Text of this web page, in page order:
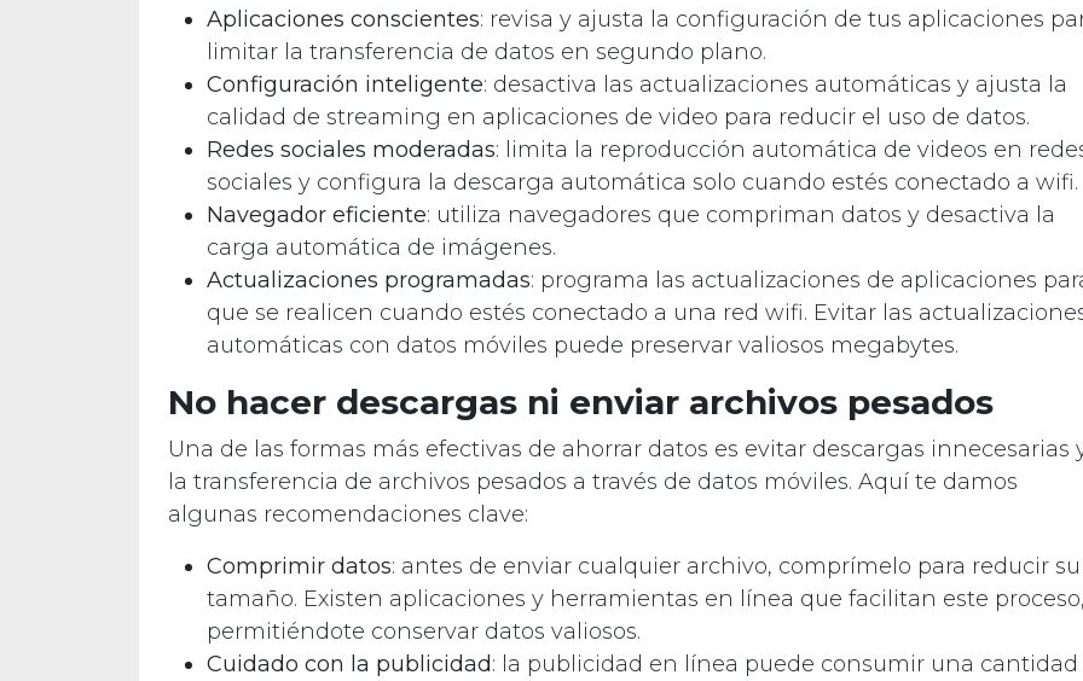
Aplicaciones conscientes: revisa y ajusta la configuración de tus aplicaciones
limitar la transferencia de datos en segundo plano.
Configuración inteligente: desactiva las actualizaciones automáticas y ajusta la
calidad de streaming en aplicaciones de video para reducir el uso de datos.
Redes sociales moderadas: limita la reproducción automática de videos en
sociales y configura la descarga automática solo cuando estés conectado a wifi.
Navegador eficiente: utiliza navegadores que compriman datos y desactiva la
carga automática de imágenes.
Actualizaciones programadas: programa las actualizaciones de aplicaciones
que se realicen cuando estés conectado a una red wifi. Evitar las
automáticas con datos móviles puede preservar valiosos megabytes.
No hacer descargas ni enviar archivos pesados
Una de las formas más efectivas de ahorrar datos es evitar descargas innecesarias
la transferencia de archivos pesados a través de datos móviles. Aquí te damos
algunas recomendaciones clave:
Comprimir datos: antes de enviar cualquier archivo, comprímelo para reducir su
tamaño. Existen aplicaciones y herramientas en línea que facilitan este proceso,
permitiéndote conservar datos valiosos.
Cuidado con la publicidad: la publicidad en línea puede consumir una cantidad